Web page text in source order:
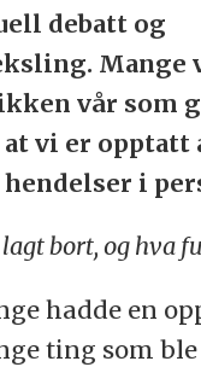
debatt og
Mange
vår som
vi er opptatt
i
bort, og hva
hadde en
ting som